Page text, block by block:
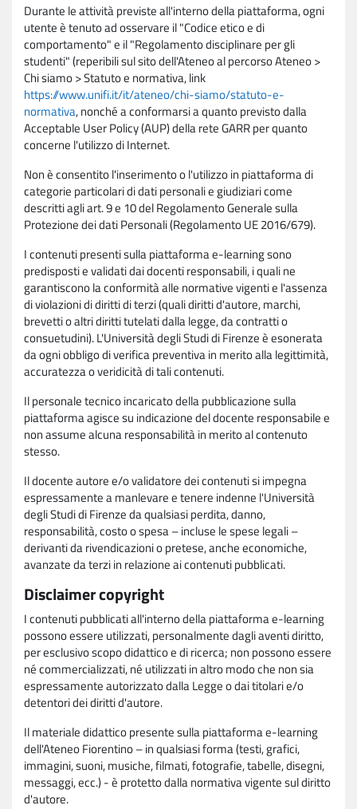
Durante le attività previste all'interno della piattaforma, ogni
utente è tenuto ad osservare il "Codice etico e di
comportamento" e il "Regolamento disciplinare per gli
studenti" (reperibili sul sito dell'Ateneo al percorso Ateneo >
Chi siamo > Statuto e normativa, link
https://www.unifi.it/it/ateneo/chi-siamo/statuto-e-
normativa, nonché a conformarsi a quanto previsto dalla
Acceptable User Policy (AUP) della rete GARR per quanto
concerne l'utilizzo di Internet.
Non è consentito l'inserimento o l'utilizzo in piattaforma di
categorie particolari di dati personali e giudiziari come
descritti agli art. 9 e 10 del Regolamento Generale sulla
Protezione dei dati Personali (Regolamento UE 2016/679).
I contenuti presenti sulla piattaforma e-learning sono
predisposti e validati dai docenti responsabili, i quali ne
garantiscono la conformità alle normative vigenti e l'assenza
di violazioni di diritti di terzi (quali diritti d'autore, marchi,
brevetti o altri diritti tutelati dalla legge, da contratti o
consuetudini). L'Università degli Studi di Firenze è esonerata
da ogni obbligo di verifica preventiva in merito alla legittimità,
accuratezza o veridicità di tali contenuti.
Il personale tecnico incaricato della pubblicazione sulla
piattaforma agisce su indicazione del docente responsabile e
non assume alcuna responsabilità in merito al contenuto
stesso.
Il docente autore e/o validatore dei contenuti si impegna
espressamente a manlevare e tenere indenne l'Università
degli Studi di Firenze da qualsiasi perdita, danno,
responsabilità, costo o spesa – incluse le spese legali –
derivanti da rivendicazioni o pretese, anche economiche,
avanzate da terzi in relazione ai contenuti pubblicati.
Disclaimer copyright
I contenuti pubblicati all'interno della piattaforma e-learning
possono essere utilizzati, personalmente dagli aventi diritto,
per esclusivo scopo didattico e di ricerca; non possono essere
né commercializzati, né utilizzati in altro modo che non sia
espressamente autorizzato dalla Legge o dai titolari e/o
detentori dei diritti d'autore.
Il materiale didattico presente sulla piattaforma e-learning
dell'Ateneo Fiorentino – in qualsiasi forma (testi, grafici,
immagini, suoni, musiche, filmati, fotografie, tabelle, disegni,
messaggi, ecc.) - è protetto dalla normativa vigente sul diritto
d'autore.